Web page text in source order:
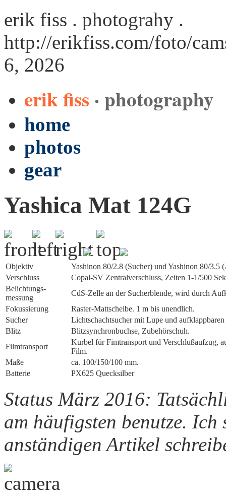
erik fiss . photograhy .
http://erikfiss.com/foto/
6, 2026
erik fiss · photography
home
photos
gear
Yashica Mat 124G
Objektiv
Yashinon 80/2.8 (Sucher) und Yashinon 80/3.5
Verschluss
Copal-SV Zentralverschluss, Zeiten 1-1/500
Belichtungs­
messung
CdS-Zelle an der Sucherblende, wird durch
Fokussierung
Raster-Mattscheibe. 1 m bis unendlich.
Sucher
Lichtschachtsucher mit Lupe und aufklappbaren
Blitz
Blitzsynchronbuchse, Zubehörschuh.
Film­transport
Kurbel für Fimtransport und Verschlußaufzug,
Film.
Maße
ca. 100/150/100 mm.
Batterie
PX625 Quecksilber
Status März 2016:
am häufigsten benutze.
anständigen Artikel